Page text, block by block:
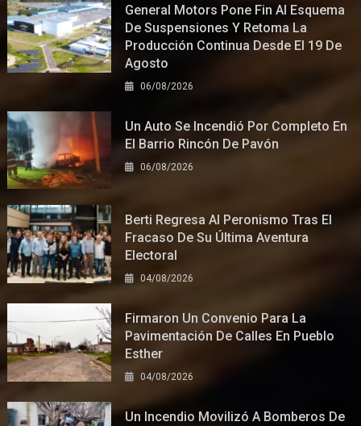
General Motors Pone Fin Al Esquema
De Suspensiones Y Retoma La
Producción Continua Desde El 19 De
Agosto
06/08/2026
Un Auto Se Incendió Por Completo En
El Barrio Rincón De Pavón
06/08/2026
Berti Regresa Al Peronismo Tras El
Fracaso De Su Última Aventura
Electoral
04/08/2026
Firmaron Un Convenio Para La
Pavimentación De Calles En Pueblo
Esther
04/08/2026
Un Incendio Movilizó A Bomberos De